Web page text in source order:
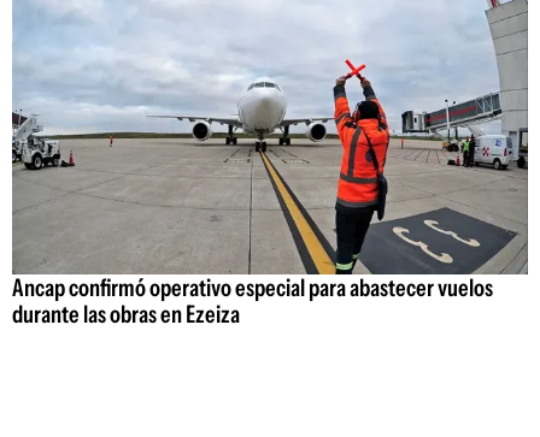
Ancap confirmó operativo especial para abastecer vuelos
durante las obras en Ezeiza